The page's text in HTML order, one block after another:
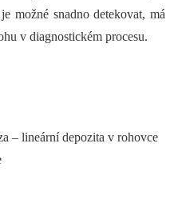
možné snadno detekovat, má
v dia­gnostickém procesu.
– lineární depozita v rohovce